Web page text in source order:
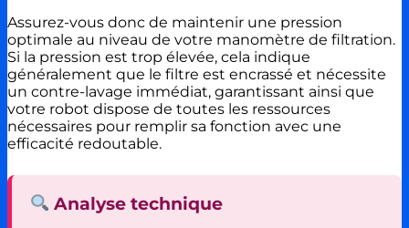
Assurez-vous donc de maintenir une pression
optimale au niveau de votre manomètre de filtration.
Si la pression est trop élevée, cela indique
généralement que le filtre est encrassé et nécessite
un contre-lavage immédiat, garantissant ainsi que
votre robot dispose de toutes les ressources
nécessaires pour remplir sa fonction avec une
efficacité redoutable.
Analyse technique